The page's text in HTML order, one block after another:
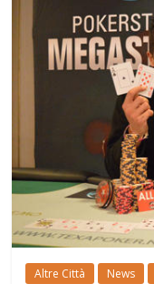
Altre Città News